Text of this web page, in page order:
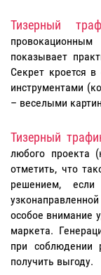
Тизерный
показывает
Секрет кроется
инструментами
– веселыми
Тизерный
любого проекта
отметить, что
решением, если
особое внимание
маркета.
при соблюдении
получить выгоду.